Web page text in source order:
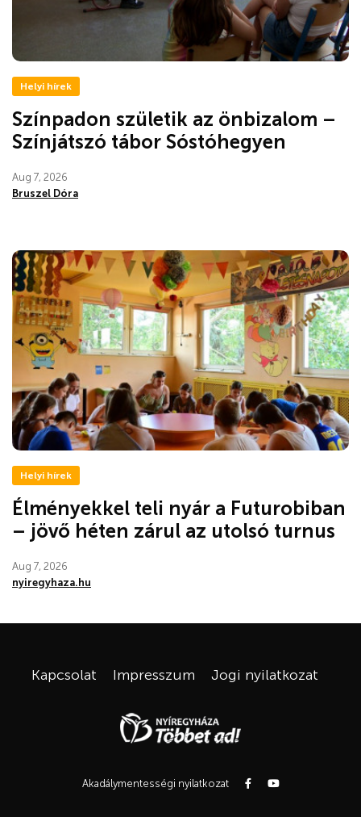
Helyi hírek
Színpadon születik az önbizalom –
Színjátszó tábor Sóstóhegyen
Aug 7, 2026
Bruszel Dóra
Helyi hírek
Élményekkel teli nyár a Futurobiban
– jövő héten zárul az utolsó turnus
Aug 7, 2026
nyiregyhaza.hu
Kapcsolat Impresszum Jogi nyilatkozat
Akadálymentességi nyilatkozat